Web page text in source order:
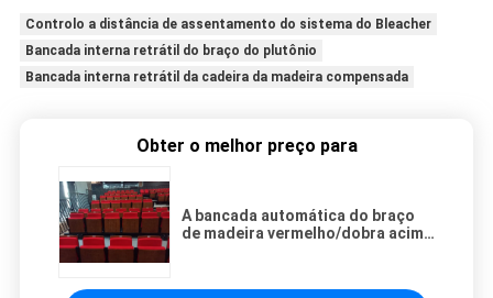
Controlo a distância de assentamento do sistema do Bleacher
Bancada interna retrátil do braço do plutônio
Bancada interna retrátil da cadeira da madeira compensada
Obter o melhor preço para
A bancada automática do braço
de madeira vermelho/dobra acima